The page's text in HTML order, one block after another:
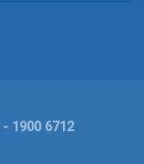
- 1900 6712